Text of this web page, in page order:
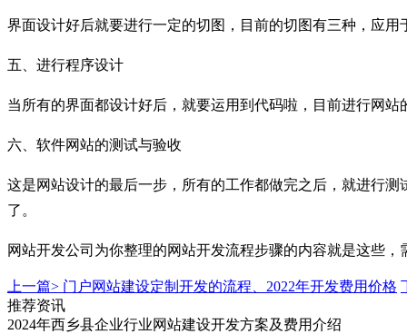
界面设计好后就要进行一定的切图，目前的切图有三种，应
五、进行程序设计
当所有的界面都设计好后，就要运用到代码啦，目前进行网
六、软件网站的测试与验收
这是网站设计的最后一步，所有的工作都做完之后，就进行
了。
网站开发公司为你整理的网站开发流程步骤的内容就是这些
上一篇> 门户网站建设定制开发的流程、2022年开发费用价格
推荐资讯
2024年西乡县企业行业网站建设开发方案及费用介绍